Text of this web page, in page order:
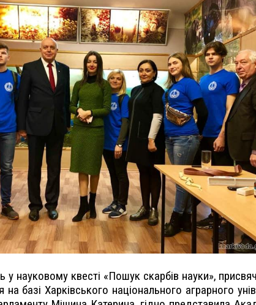
у науковому квесті «Пошук скарбів науки»,
базі Харківського національного аграрного